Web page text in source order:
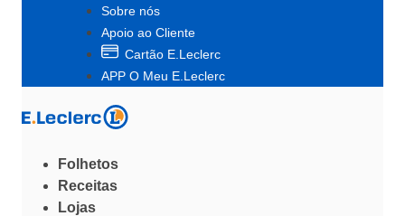
Sobre nós
Apoio ao Cliente
Cartão E.Leclerc
APP O Meu E.Leclerc
Folhetos
Receitas
Lojas